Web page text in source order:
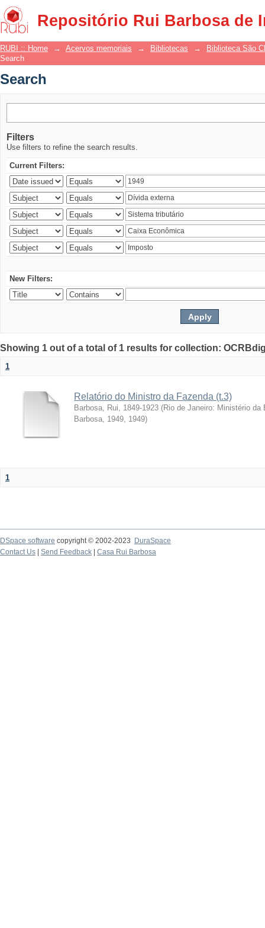
Repositório Rui Barbosa de
Search
RUBI :: Home → Acervos memoriais → Bibliotecas →
Biblioteca São
Search
Search
Filters
Use filters to refine the search results.
Current Filters:
New Filters:
Showing 1 out of a total of 1 results for collection:
1
Relatório do Ministro da Fazenda (t.3)
Barbosa, Rui, 1849-1923 (Rio de Janeiro: Ministério
Barbosa, 1949, 1949)
1
DSpace software copyright © 2002-2023
DuraSpace
Contact Us
Send Feedback Casa Rui Barbosa